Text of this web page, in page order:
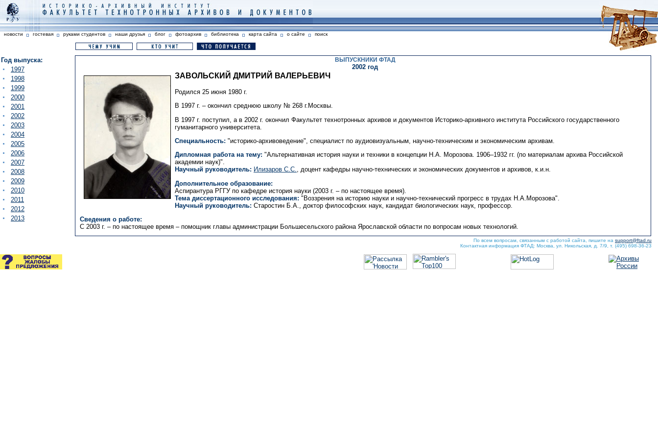
новости гостевая руками студентов наши друзья блог фотоархив библиотека карта сайта о сайте поиск
Год выпуска:
1997
1998
1999
2000
2001
2002
2003
2004
2005
2006
2007
2008
2009
2010
2011
2012
2013
ВЫПУСКНИКИ ФТАД
2002 год
ЗАВОЛЬСКИЙ ДМИТРИЙ ВАЛЕРЬЕВИЧ
Родился 25 июня 1980 г.
В 1997 г. – окончил среднюю школу № 268 г.Москвы.
В 1997 г. поступил, а в 2002 г. окончил Факультет технотронных архивов и документов Историко-архивного института Российского государственного
гуманитарного университета.
Специальность: "историко-архивоведение", специалист по аудиовизуальным, научно-техническим и экономическим архивам.
Дипломная работа на тему: "Альтернативная история науки и техники в концепции Н.А. Морозова. 1906–1932 гг. (по материалам архива Российской
академии наук)".
Научный руководитель: Илизаров С.С., доцент кафедры научно-технических и экономических документов и архивов, к.и.н.
Дополнительное образование:
Аспирантура РГГУ по кафедре история науки (2003 г. – по настоящее время).
Тема диссертационного исследования: "Воззрения на историю науки и научно-технический прогресс в трудах Н.А.Морозова".
Научный руководитель: Старостин Б.А., доктор философских наук, кандидат биологических наук, профессор.
Сведения о работе:
C 2003 г. – по настоящее время – помощник главы администрации Большесельского района Ярославской области по вопросам новых технологий.
По всем вопросам, связанным с работой сайта, пишите на support@ftad.ru
Контактная информация ФТАД: Москва, ул. Никольская, д. 7/9, т. (495) 698-36-23